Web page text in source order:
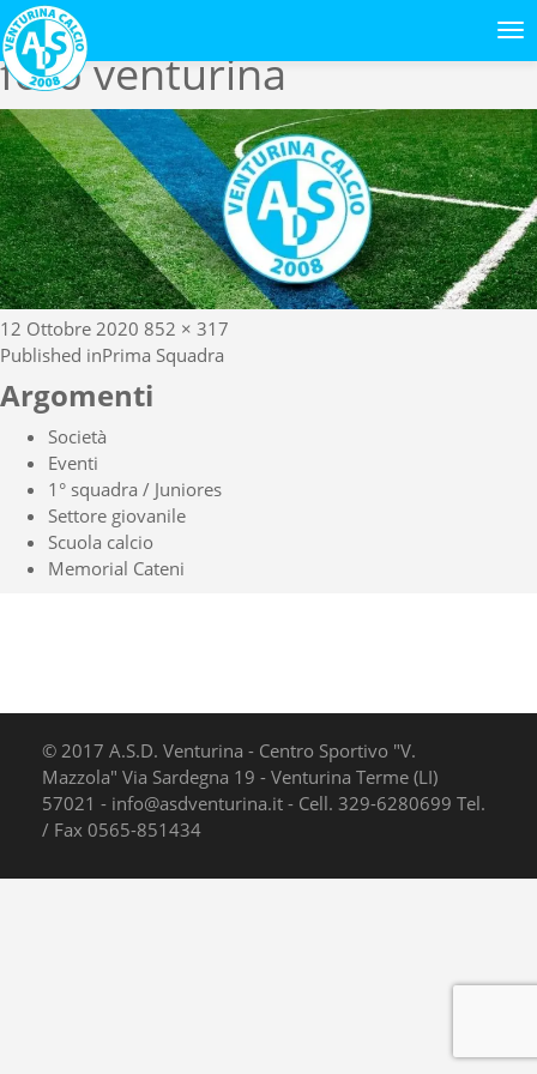
Previous Image
foto venturina
Posted
on
12 Ottobre 2020 Full
size
852 × 317
Navigazione
articoli
Published inPrima Squadra
Argomenti
Società
Eventi
1° squadra / Juniores
Settore giovanile
Scuola calcio
Memorial Cateni
© 2017 A.S.D. Venturina - Centro Sportivo "V.
Mazzola" Via Sardegna 19 - Venturina Terme (LI)
57021 - info@asdventurina.it - Cell. 329-6280699 Tel.
/ Fax 0565-851434